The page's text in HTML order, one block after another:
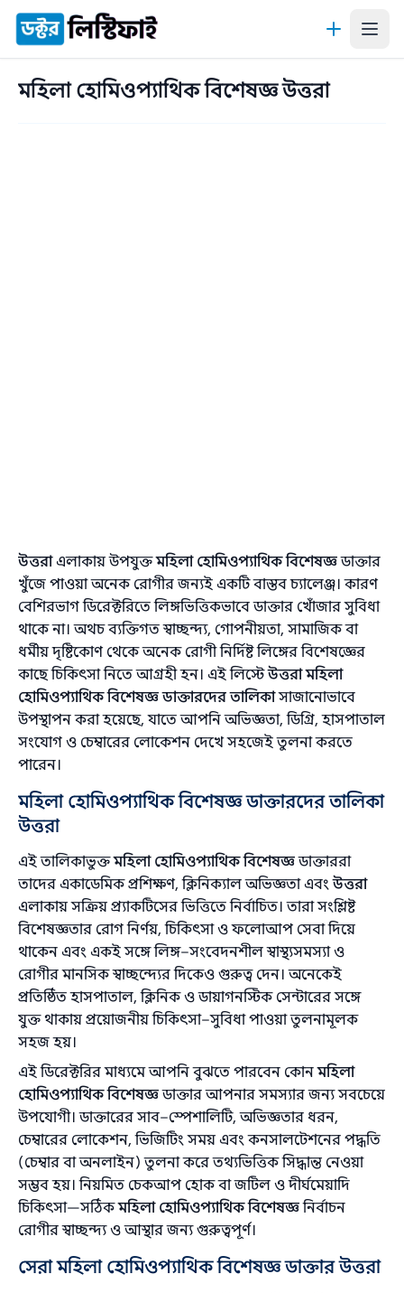
কন্টেন্টে যান
মহিলা হোমিওপ্যাথিক বিশেষজ্ঞ উত্তরা
উত্তরাএলাকায় উপযুক্তমহিলা হোমিওপ্যাথিক বিশেষজ্ঞডাক্তার
খুঁজে পাওয়া অনেক রোগীর জন্যই একটি বাস্তব চ্যালেঞ্জ। কারণ
বেশিরভাগ ডিরেক্টরিতে লিঙ্গভিত্তিকভাবে ডাক্তার খোঁজার সুবিধা
থাকে না। অথচ ব্যক্তিগত স্বাচ্ছন্দ্য, গোপনীয়তা, সামাজিক বা
ধর্মীয় দৃষ্টিকোণ থেকে অনেক রোগী নির্দিষ্ট লিঙ্গের বিশেষজ্ঞের
কাছে চিকিৎসা নিতে আগ্রহী হন। এই লিস্টেউত্তরা মহিলা
হোমিওপ্যাথিক বিশেষজ্ঞ ডাক্তারদের তালিকাসাজানোভাবে
উপস্থাপন করা হয়েছে, যাতে আপনি অভিজ্ঞতা, ডিগ্রি, হাসপাতাল
সংযোগ ও চেম্বারের লোকেশন দেখে সহজেই তুলনা করতে
পারেন।
মহিলা হোমিওপ্যাথিক বিশেষজ্ঞ ডাক্তারদের তালিকা
উত্তরা
এই তালিকাভুক্তমহিলা হোমিওপ্যাথিক বিশেষজ্ঞডাক্তাররা
তাদের একাডেমিক প্রশিক্ষণ, ক্লিনিক্যাল অভিজ্ঞতা এবংউত্তরা
এলাকায় সক্রিয় প্র্যাকটিসের ভিত্তিতে নির্বাচিত। তারা সংশ্লিষ্ট
বিশেষজ্ঞতার রোগ নির্ণয়, চিকিৎসা ও ফলোআপ সেবা দিয়ে
থাকেন এবং একই সঙ্গে লিঙ্গ–সংবেদনশীল স্বাস্থ্যসমস্যা ও
রোগীর মানসিক স্বাচ্ছন্দ্যের দিকেও গুরুত্ব দেন। অনেকেই
প্রতিষ্ঠিত হাসপাতাল, ক্লিনিক ও ডায়াগনস্টিক সেন্টারের সঙ্গে
যুক্ত থাকায় প্রয়োজনীয় চিকিৎসা–সুবিধা পাওয়া তুলনামূলক
সহজ হয়।
এই ডিরেক্টরির মাধ্যমে আপনি বুঝতে পারবেন কোনমহিলা
হোমিওপ্যাথিক বিশেষজ্ঞডাক্তার আপনার সমস্যার জন্য সবচেয়ে
উপযোগী। ডাক্তারের সাব–স্পেশালিটি, অভিজ্ঞতার ধরন,
চেম্বারের লোকেশন, ভিজিটিং সময় এবং কনসালটেশনের পদ্ধতি
(চেম্বার বা অনলাইন) তুলনা করে তথ্যভিত্তিক সিদ্ধান্ত নেওয়া
সম্ভব হয়। নিয়মিত চেকআপ হোক বা জটিল ও দীর্ঘমেয়াদি
চিকিৎসা—সঠিকমহিলা হোমিওপ্যাথিক বিশেষজ্ঞনির্বাচন
রোগীর স্বাচ্ছন্দ্য ও আস্থার জন্য গুরুত্বপূর্ণ।
সেরা মহিলা হোমিওপ্যাথিক বিশেষজ্ঞ ডাক্তার উত্তরা